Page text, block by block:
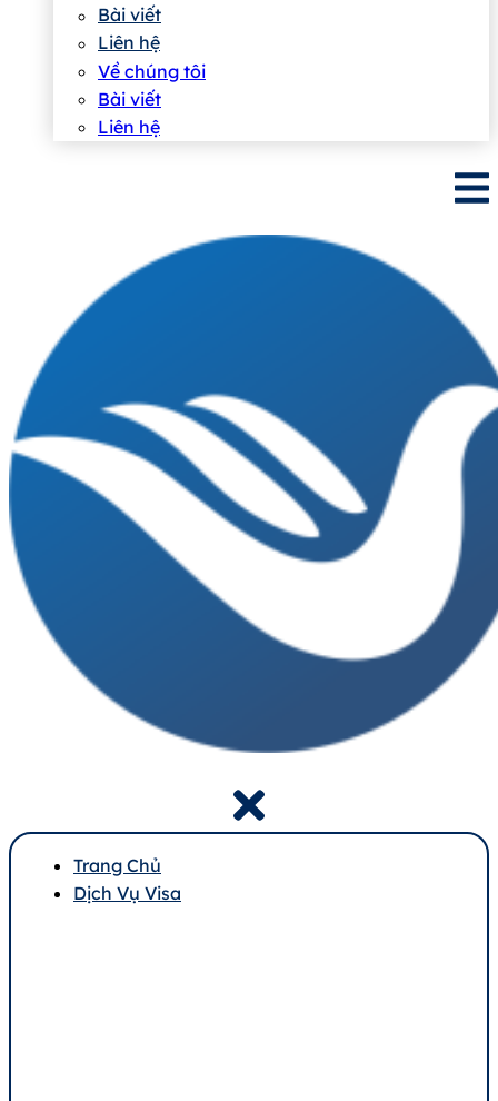
Bài viết
Liên hệ
Về chúng tôi
Bài viết
Liên hệ
Trang Chủ
Dịch Vụ Visa